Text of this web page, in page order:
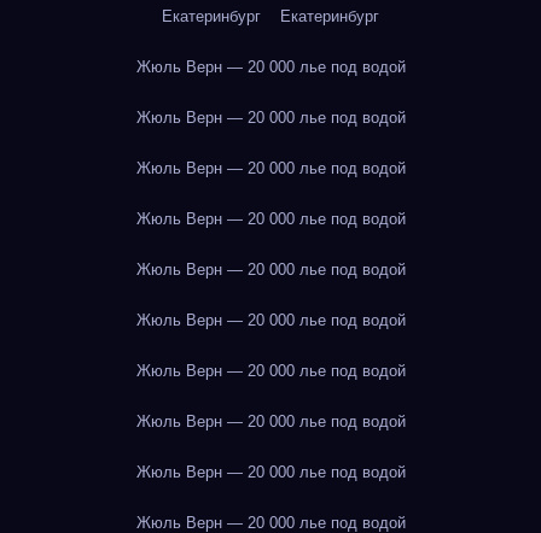
Екатеринбург Екатеринбург
Жюль Верн — 20 000 лье под водой
Жюль Верн — 20 000 лье под водой
Жюль Верн — 20 000 лье под водой
Жюль Верн — 20 000 лье под водой
Жюль Верн — 20 000 лье под водой
Жюль Верн — 20 000 лье под водой
Жюль Верн — 20 000 лье под водой
Жюль Верн — 20 000 лье под водой
Жюль Верн — 20 000 лье под водой
Жюль Верн — 20 000 лье под водой